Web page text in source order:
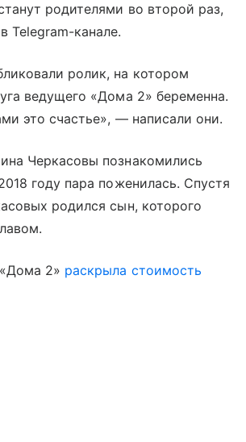
родителями во второй раз,
Telegram-канале.
ролик, на котором
ведущего «Дома 2» беременна.
это счастье», — написали они.
Черкасовы познакомились
году пара поженилась. Спустя
родился сын, которого
2» раскрыла стоимость